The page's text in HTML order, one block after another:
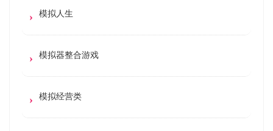
模拟人生
模拟器整合游戏
模拟经营类